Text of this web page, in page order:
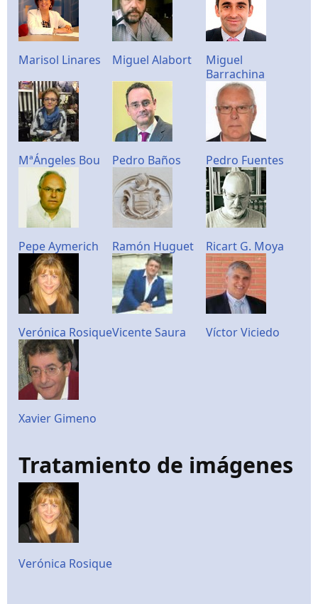
Marisol Linares Miguel Alabort
Miguel
Barrachina
MªÁngeles Bou Pedro Baños Pedro Fuentes
Pepe Aymerich Ramón Huguet Ricart G. Moya
Verónica RosiqueVicente Saura Víctor Viciedo
Xavier Gimeno
Tratamiento de imágenes
Verónica Rosique